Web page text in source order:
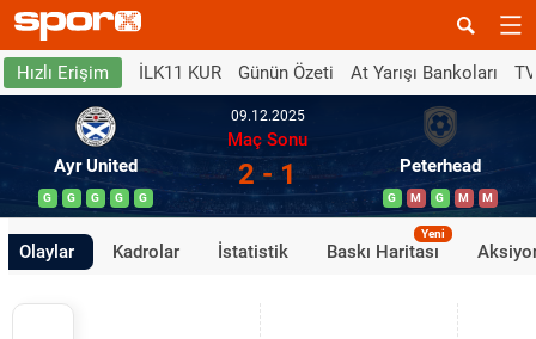
Hızlı Erişim İLK11 KUR Günün Özeti At Yarışı Bankoları
Ayr United
G G G G G
09.12.2025
Maç Sonu
2 - 1 Peterhead
G M G M M
Olaylar Kadrolar İstatistik Baskı Haritası
Yeni